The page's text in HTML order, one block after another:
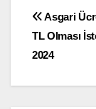
Yazı
Asgari
TL Olması
2024